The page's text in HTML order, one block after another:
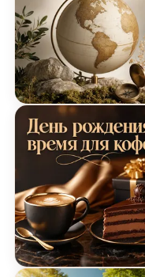
Открытка Днем
Открытка Днем